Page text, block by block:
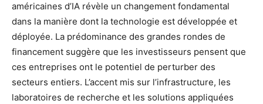
américaines d’IA révèle un changement fondamental
dans la manière dont la technologie est développée et
déployée. La prédominance des grandes rondes de
financement suggère que les investisseurs pensent que
ces entreprises ont le potentiel de perturber des
secteurs entiers. L’accent mis sur l’infrastructure, les
laboratoires de recherche et les solutions appliquées